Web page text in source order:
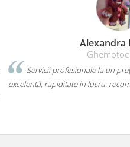
Alexandra
Servicii profesionale la un
excelentă, rapiditate in lucru.